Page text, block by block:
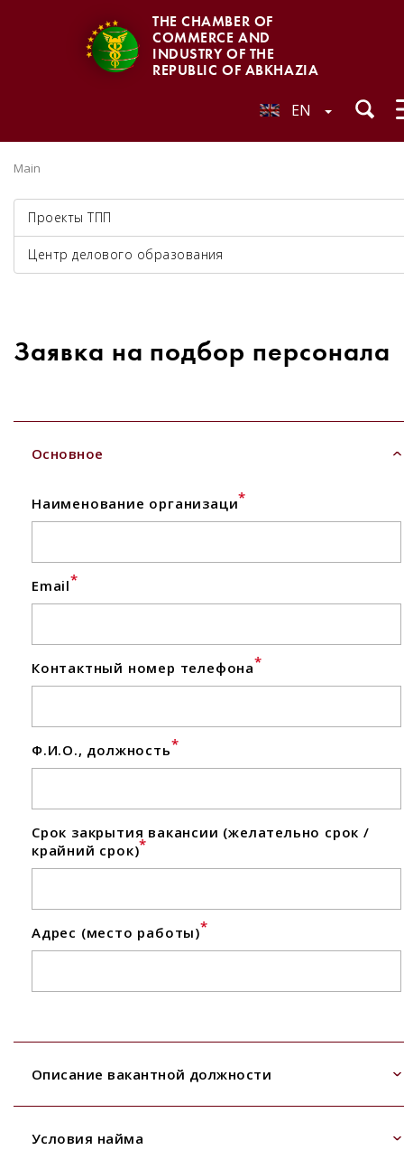
THE CHAMBER OF
COMMERCE AND
INDUSTRY OF THE
REPUBLIC OF ABKHAZIA
EN
Main
Проекты ТПП
Центр делового образования
Заявка на подбор персонала
Основное
Наименование организаци*
Email*
Контактный номер телефона*
Ф.И.О., должность*
Срок закрытия вакансии (желательно срок /
крайний срок)*
Адрес (место работы)*
Описание вакантной должности
Условия найма